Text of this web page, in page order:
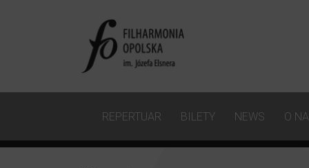
REPERTUAR BILETY NEWS O